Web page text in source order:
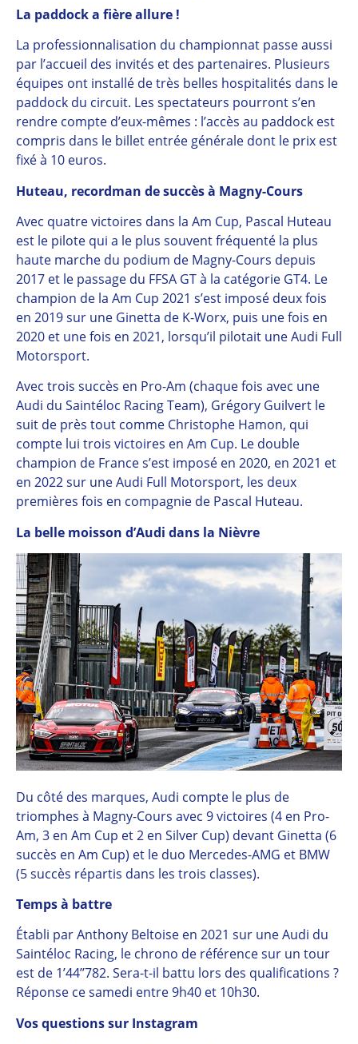
La paddock a fière allure !
La professionnalisation du championnat passe aussi
par l’accueil des invités et des partenaires. Plusieurs
équipes ont installé de très belles hospitalités dans le
paddock du circuit. Les spectateurs pourront s’en
rendre compte d’eux-mêmes : l’accès au paddock est
compris dans le billet entrée générale dont le prix est
fixé à 10 euros.
Huteau, recordman de succès à Magny-Cours
Avec quatre victoires dans la Am Cup, Pascal Huteau
est le pilote qui a le plus souvent fréquenté la plus
haute marche du podium de Magny-Cours depuis
2017 et le passage du FFSA GT à la catégorie GT4. Le
champion de la Am Cup 2021 s’est imposé deux fois
en 2019 sur une Ginetta de K-Worx, puis une fois en
2020 et une fois en 2021, lorsqu’il pilotait une Audi Full
Motorsport.
Avec trois succès en Pro-Am (chaque fois avec une
Audi du Saintéloc Racing Team), Grégory Guilvert le
suit de près tout comme Christophe Hamon, qui
compte lui trois victoires en Am Cup. Le double
champion de France s’est imposé en 2020, en 2021 et
en 2022 sur une Audi Full Motorsport, les deux
premières fois en compagnie de Pascal Huteau.
La belle moisson d’Audi dans la Nièvre
Du côté des marques, Audi compte le plus de
triomphes à Magny-Cours avec 9 victoires (4 en Pro-
Am, 3 en Am Cup et 2 en Silver Cup) devant Ginetta (6
succès en Am Cup) et le duo Mercedes-AMG et BMW
(5 succès répartis dans les trois classes).
Temps à battre
Établi par Anthony Beltoise en 2021 sur une Audi du
Saintéloc Racing, le chrono de référence sur un tour
est de 1’44’’782. Sera-t-il battu lors des qualifications ?
Réponse ce samedi entre 9h40 et 10h30.
Vos questions sur Instagram